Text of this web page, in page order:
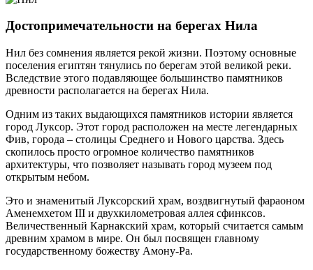
Достопримечательности на берегах Нила
Нил без сомнения является рекой жизни. Поэтому основные
поселения египтян тянулись по берегам этой великой реки.
Вследствие этого подавляющее большинство памятников
древности располагается на берегах Нила.
Одним из таких выдающихся памятников истории является
город Луксор. Этот город расположен на месте легендарных
Фив, города – столицы Среднего и Нового царства. Здесь
скопилось просто огромное количество памятников
архитектуры, что позволяет называть город музеем под
открытым небом.
Это и знаменитый Луксорский храм, воздвигнутый фараоном
Аменемхетом III и двухкилометровая аллея сфинксов.
Величественный Карнакский храм, который считается самым
древним храмом в мире. Он был посвящен главному
государственному божеству Амону-Ра.